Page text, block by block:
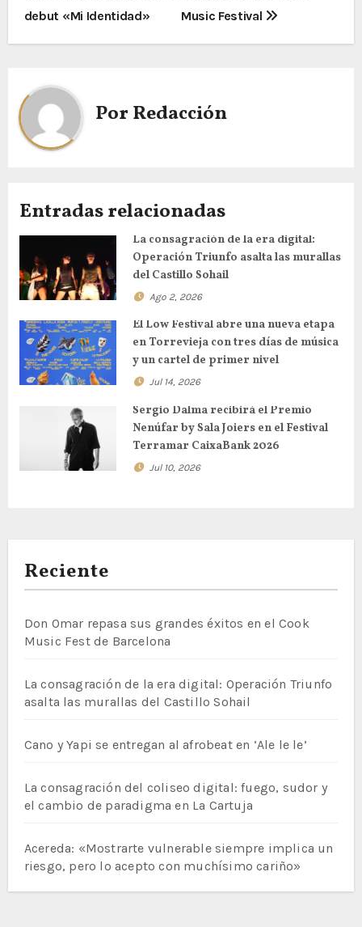
debut «Mi Identidad»
Music Festival
PorRedacción
Entradas relacionadas
La consagración de la era digital:
Operación Triunfo asalta las murallas
del Castillo Sohail
Ago 2, 2026
El Low Festival abre una nueva etapa
en Torrevieja con tres días de música
y un cartel de primer nivel
Jul 14, 2026
Sergio Dalma recibirá el Premio
Nenúfar by Sala Joiers en el Festival
Terramar CaixaBank 2026
Jul 10, 2026
Reciente
Don Omar repasa sus grandes éxitos en el Cook
Music Fest de Barcelona
La consagración de la era digital: Operación Triunfo
asalta las murallas del Castillo Sohail
Cano y Yapi se entregan al afrobeat en ‘Ale le le’
La consagración del coliseo digital: fuego, sudor y
el cambio de paradigma en La Cartuja
Acereda: «Mostrarte vulnerable siempre implica un
riesgo, pero lo acepto con muchísimo cariño»